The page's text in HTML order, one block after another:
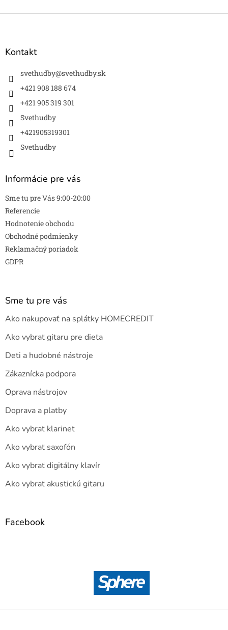
Z
Kontakt
svethudby@svethudby.sk
+421 908 188 674
+421 905 319 301
Svethudby
+421905319301
Svethudby
Informácie pre vás
Sme tu pre Vás 9:00-20:00
Referencie
Hodnotenie obchodu
Obchodné podmienky
Reklamačný poriadok
GDPR
Sme tu pre vás
Ako nakupovať na splátky HOMECREDIT
Ako vybrať gitaru pre dieťa
Deti a hudobné nástroje
Zákaznícka podpora
Oprava nástrojov
Doprava a platby
Ako vybrať klarinet
Ako vybrať saxofón
Ako vybrať digitálny klavír
Ako vybrať akustickú gitaru
Facebook